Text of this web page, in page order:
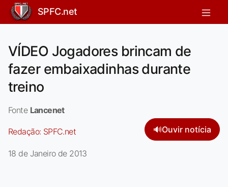
SPFC.net
VÍDEO Jogadores brincam de
fazer embaixadinhas durante
treino
Fonte Lancenet
Redação: SPFC.net 🔊Ouvir notícia
18 de Janeiro de 2013